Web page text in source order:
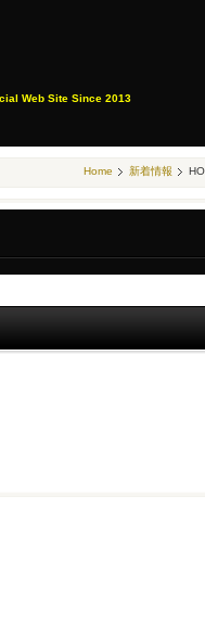
Web Site Since 2013
Home 新着情報